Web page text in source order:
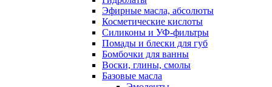
Эфирные масла, абсолюты
Косметические кислоты
Силиконы и УФ-фильтры
Помады и блески для губ
Бомбочки для ванны
Воски, глины, смолы
Базовые масла